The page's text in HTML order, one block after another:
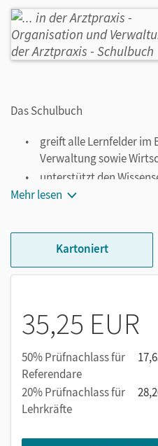
Das Schulbuch
greift alle Lernfelder im
Verwaltung sowie
unterstützt den
klare, verständliche
festigt die gelernten
durch die Ich-Kann-
Abschnittsende.
Zusätzlich können die
Animationsvideos (Flow-
Mehr lesen
Kartoniert
35,25 EUR
50% Prüfnachlass für
Referendare
20% Prüfnachlass für
Lehrkräfte